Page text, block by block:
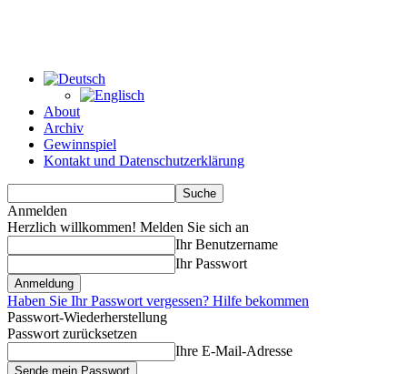
About
Archiv
Gewinnspiel
Kontakt und Datenschutzerklärung
Anmelden
Herzlich willkommen! Melden Sie sich an
Ihr Benutzername
Ihr Passwort
Haben Sie Ihr Passwort vergessen? Hilfe bekommen
Passwort-Wiederherstellung
Passwort zurücksetzen
Ihre E-Mail-Adresse